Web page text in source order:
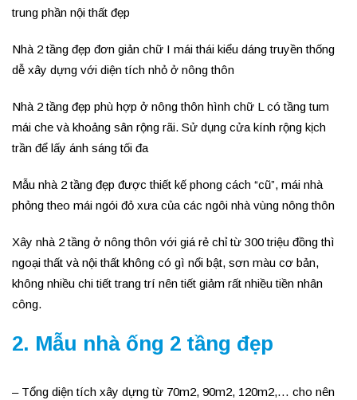
trung phần nội thất đẹp
Nhà 2 tầng đẹp đơn giản chữ I mái thái kiểu dáng truyền thống
dễ xây dựng với diện tích nhỏ ở nông thôn
Nhà 2 tầng đẹp phù hợp ở nông thôn hình chữ L có tầng tum
mái che và khoảng sân rộng rãi. Sử dụng cửa kính rộng kịch
trần để lấy ánh sáng tối đa
Mẫu nhà 2 tầng đẹp được thiết kế phong cách “cũ”, mái nhà
phỏng theo mái ngói đỏ xưa của các ngôi nhà vùng nông thôn
Xây nhà 2 tầng ở nông thôn với giá rẻ chỉ từ 300 triệu đồng thì
ngoại thất và nội thất không có gì nổi bật, sơn màu cơ bản,
không nhiều chi tiết trang trí nên tiết giảm rất nhiều tiền nhân
công.
2. Mẫu nhà ống 2 tầng đẹp
– Tổng diện tích xây dựng từ 70m2, 90m2, 120m2,… cho nên